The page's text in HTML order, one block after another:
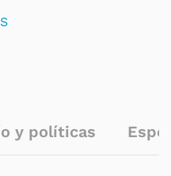
y políticas